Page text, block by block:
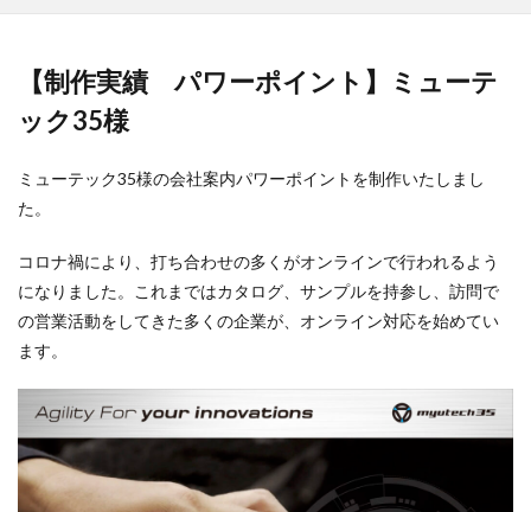
【制作実績 パワーポイント】ミューテ
ック35様
ミューテック35様の会社案内パワーポイントを制作いたしまし
た。
コロナ禍により、打ち合わせの多くがオンラインで行われるよう
になりました。これまではカタログ、サンプルを持参し、訪問で
の営業活動をしてきた多くの企業が、オンライン対応を始めてい
ます。